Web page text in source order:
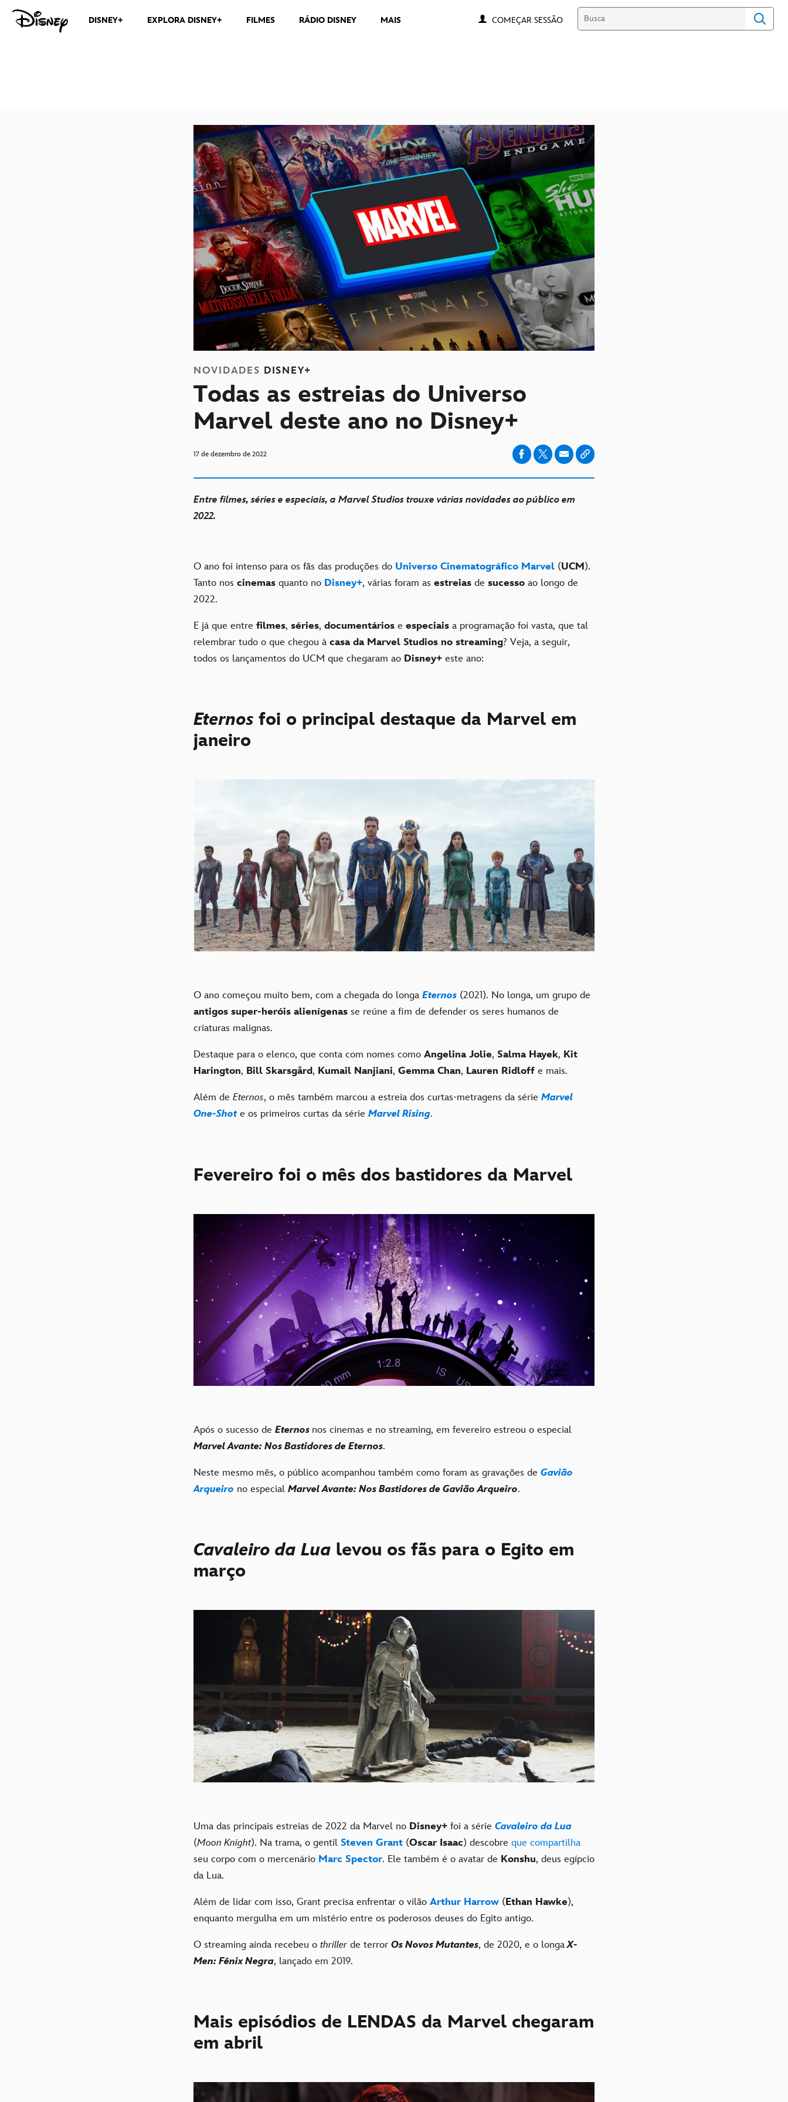
DISNEY+ EXPLORA DISNEY+ FILMES RÁDIO DISNEY MAIS COMEÇAR SESSÃO
NOVIDADES DISNEY+
Todas as estreias do Universo
Marvel deste ano no Disney+
17 de dezembro de 2022
Entre filmes, séries e especiais, a Marvel Studios trouxe várias novidades ao público em
2022.
O ano foi intenso para os fãs das produções do Universo Cinematográfico Marvel (UCM).
Tanto nos cinemas quanto no Disney+, várias foram as estreias de sucesso ao longo de
2022.
E já que entre filmes, séries, documentários e especiais a programação foi vasta, que tal
relembrar tudo o que chegou à casa da Marvel Studios no streaming? Veja, a seguir,
todos os lançamentos do UCM que chegaram ao Disney+ este ano:
Eternos foi o principal destaque da Marvel em
janeiro
O ano começou muito bem, com a chegada do longa Eternos (2021). No longa, um grupo de
antigos super-heróis alienígenas se reúne a fim de defender os seres humanos de
criaturas malignas.
Destaque para o elenco, que conta com nomes como Angelina Jolie, Salma Hayek, Kit
Harington, Bill Skarsgård, Kumail Nanjiani, Gemma Chan, Lauren Ridloff e mais.
Além de Eternos, o mês também marcou a estreia dos curtas-metragens da série Marvel
One-Shote os primeiros curtas da série Marvel Rising.
Fevereiro foi o mês dos bastidores da Marvel
Após o sucesso de Eternos nos cinemas e no streaming, em fevereiro estreou o especial
Marvel Avante: Nos Bastidores de Eternos.
Neste mesmo mês, o público acompanhou também como foram as gravações de Gavião
Arqueiro no especial Marvel Avante: Nos Bastidores de Gavião Arqueiro.
Cavaleiro da Lua levou os fãs para o Egito em
março
Uma das principais estreias de 2022 da Marvel no Disney+ foi a série Cavaleiro da Lua
(Moon Knight). Na trama, o gentil Steven Grant (Oscar Isaac) descobre que compartilha
seu corpo com o mercenário Marc Spector. Ele também é o avatar de Konshu, deus egípcio
da Lua.
Além de lidar com isso, Grant precisa enfrentar o vilão Arthur Harrow (Ethan Hawke),
enquanto mergulha em um mistério entre os poderosos deuses do Egito antigo.
O streaming ainda recebeu o thriller de terror Os Novos Mutantes, de 2020, e o longaX-
Men: Fênix Negra, lançado em 2019.
Mais episódios de LENDAS da Marvel chegaram
em abril